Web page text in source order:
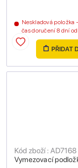
Neskladová položka
čas doručení 8 dní
PŘIDAT
Vymezovací
Kód zboží : AD7168